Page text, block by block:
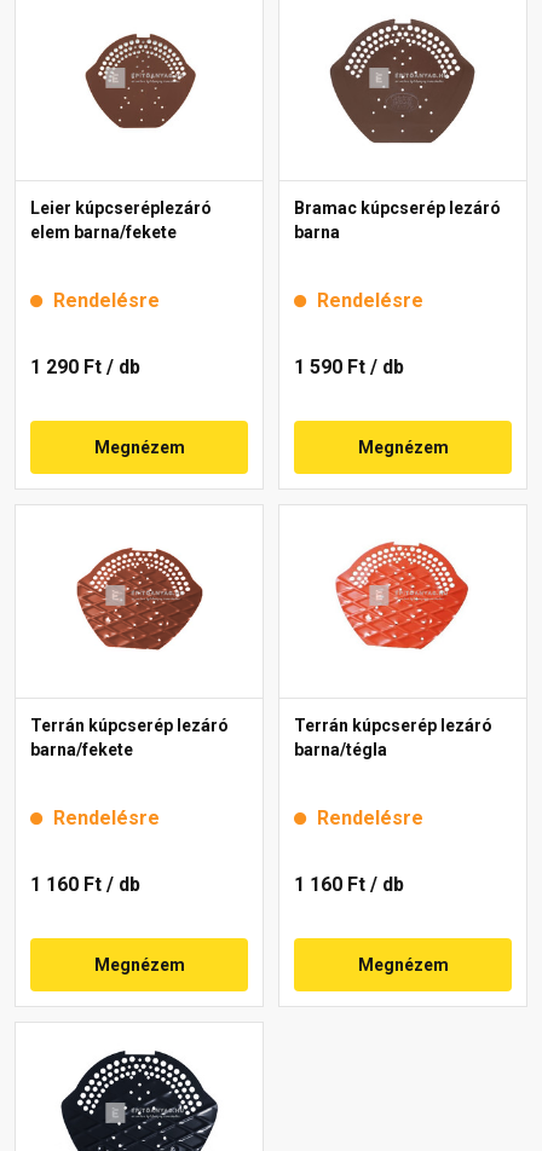
Leier kúpcseréplezáró
elem barna/fekete
Rendelésre
1 290 Ft / db
Megnézem
Bramac kúpcserép lezáró
barna
Rendelésre
1 590 Ft / db
Megnézem
Terrán kúpcserép lezáró
barna/fekete
Rendelésre
1 160 Ft / db
Megnézem
Terrán kúpcserép lezáró
barna/tégla
Rendelésre
1 160 Ft / db
Megnézem